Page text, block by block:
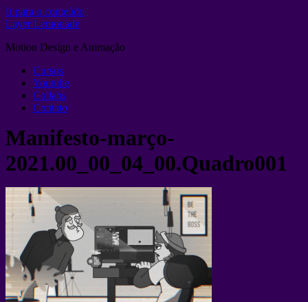
Ir para o conteúdo
Layer Lemonade
Motion Design e Animação
Cursos
Youtube
Collabs
Contato
Manifesto-março-
2021.00_00_04_00.Quadro001